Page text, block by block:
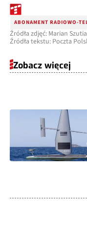
ABONAMENT RADIOWO-
Źródła zdjęć: Marian
Źródła tekstu: Poczta
Zobacz więcej